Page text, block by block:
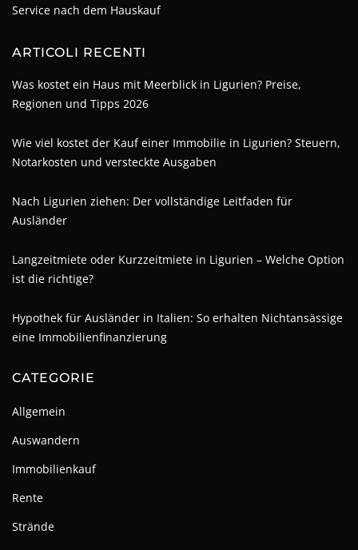
Service nach dem Hauskauf
ARTICOLI RECENTI
Was kostet ein Haus mit Meerblick in Ligurien? Preise,
Regionen und Tipps 2026
Wie viel kostet der Kauf einer Immobilie in Ligurien? Steuern,
Notarkosten und versteckte Ausgaben
Nach Ligurien ziehen: Der vollständige Leitfaden für
Ausländer
Langzeitmiete oder Kurzzeitmiete in Ligurien – Welche Option
ist die richtige?
Hypothek für Ausländer in Italien: So erhalten Nichtansässige
eine Immobilienfinanzierung
CATEGORIE
Allgemein
Auswandern
Immobilienkauf
Rente
Strände